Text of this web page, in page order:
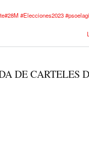
#Elecciones2023
DE CARTELES